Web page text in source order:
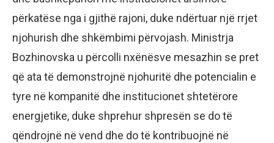
përkatëse nga i gjithë rajoni, duke ndërtuar një rrjet
njohurish dhe shkëmbimi përvojash. Ministrja
Bozhinovska u përcolli nxënësve mesazhin se pret
që ata të demonstrojnë njohuritë dhe potencialin e
tyre në kompanitë dhe institucionet shtetërore
energjetike, duke shprehur shpresën se do të
qëndrojnë në vend dhe do të kontribuojnë në